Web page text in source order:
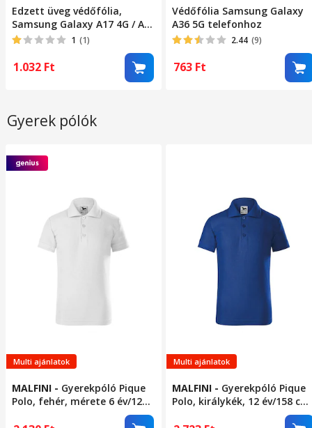
Edzett üveg védőfólia,
Samsung Galaxy A17 4G / A17
5G / A16 4G / A16 5G / M16 5G
1 (1)
1.032 Ft
Védőfólia Samsung Galaxy
A36 5G telefonhoz
2.44 (9)
763 Ft
Gyerek pólók
Multi ajánlatok
MALFINI - Gyerekpóló Pique
Polo, fehér, mérete 6 év/122
Multi ajánlatok
MALFINI - Gyerekpóló Pique
Polo, királykék, 12 év/158 cm